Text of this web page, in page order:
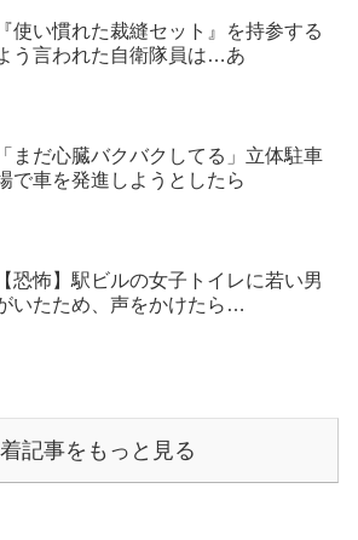
『使い慣れた裁縫セット』を持参する
う言われた自衛隊員は…あ
「まだ心臓バクバクしてる」立体駐車
で車を発進しようとしたら
【恐怖】駅ビルの女子トイレに若い男
いたため、声をかけたら…
記事をもっと見る